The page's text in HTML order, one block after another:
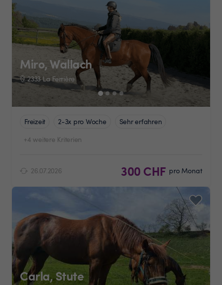
Miro, Wallach
2333 La Ferrière
Freizeit 2-3x pro Woche
Sehr erfahren
+4 weitere Kriterien
26.07.2026 300 CHF pro Monat
Carla, Stute